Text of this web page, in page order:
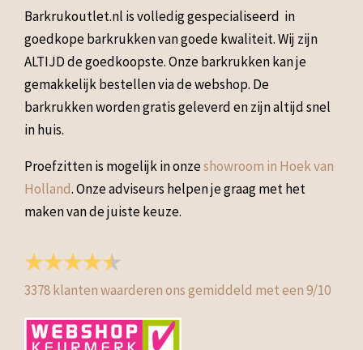
Barkrukoutlet.nl is volledig gespecialiseerd in
goedkope barkrukken van goede kwaliteit. Wij zijn
ALTIJD de goedkoopste. Onze barkrukken kan je
gemakkelijk bestellen via de webshop. De
barkrukken worden gratis geleverd en zijn altijd snel
in huis.
Proefzitten is mogelijk in onzeshowroom in Hoek van
Holland. Onze adviseurs helpen je graag met het
maken van de juiste keuze.
3378klanten waarderen ons gemiddeld met een9/10